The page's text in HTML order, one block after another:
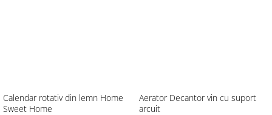
Calendar rotativ din lemn Home
Sweet Home
Aerator Decantor vin cu suport
arcuit